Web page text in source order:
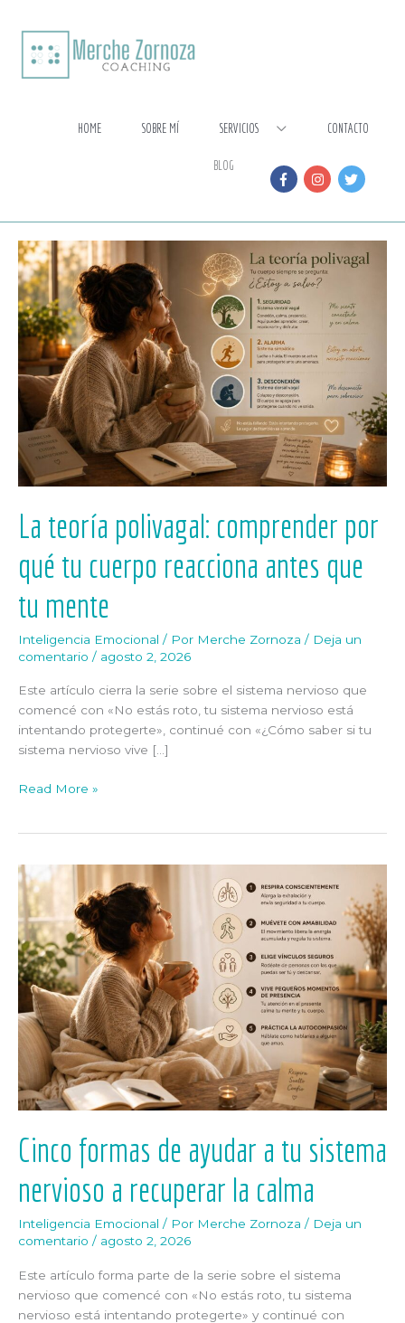
contenido
HOME SOBRE MÍ SERVICIOS CONTACTO
BLOG
La teoría polivagal: comprender por
qué tu cuerpo reacciona antes que
tu mente
Inteligencia Emocional / Por Merche Zornoza / Deja un
comentario / agosto 2, 2026
Este artículo cierra la serie sobre el sistema nervioso que
comencé con «No estás roto, tu sistema nervioso está
intentando protegerte», continué con «¿Cómo saber si tu
sistema nervioso vive […]
La
teoría
polivagal:
comprender
por
qué
tu
cuerpo
reacciona
antes
que
tu
mente
Read More »
Cinco formas de ayudar a tu sistema
nervioso a recuperar la calma
Inteligencia Emocional / Por Merche Zornoza / Deja un
comentario / agosto 2, 2026
Este artículo forma parte de la serie sobre el sistema
nervioso que comencé con «No estás roto, tu sistema
nervioso está intentando protegerte» y continué con
Cinco
formas
de
ayudar
a
tu
sistema
nervioso
a
recuperar
la
calma